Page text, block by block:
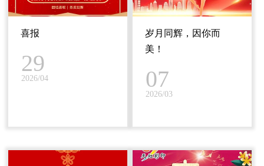
喜报
29
2026/04
岁月同辉，因你而
美！
07
2026/03